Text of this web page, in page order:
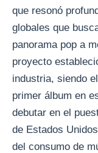
que resonó
globales que
panorama pop a
proyecto
industria, siendo
primer álbum en
debutar en el
de Estados
del consumo de